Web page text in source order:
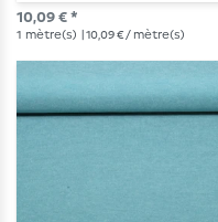
10,09 € *
1 mètre(s) | 10,09 € / mètre(s)